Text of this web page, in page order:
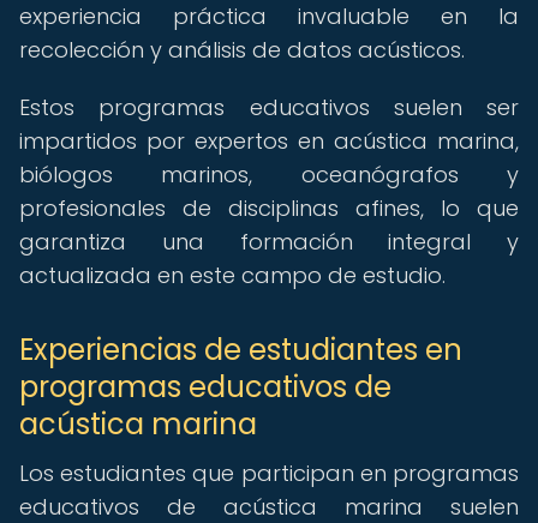
experiencia práctica invaluable en la
recolección y análisis de datos acústicos.
Estos programas educativos suelen ser
impartidos por expertos en acústica marina,
biólogos marinos, oceanógrafos y
profesionales de disciplinas afines, lo que
garantiza una formación integral y
actualizada en este campo de estudio.
Experiencias de estudiantes en
programas educativos de
acústica marina
Los estudiantes que participan en programas
educativos de acústica marina suelen